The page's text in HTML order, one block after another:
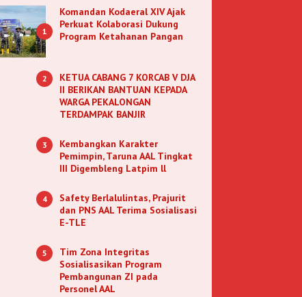
1
Komandan Kodaeral XIV Ajak
Perkuat Kolaborasi Dukung
Program Ketahanan Pangan
2
KETUA CABANG 7 KORCAB V DJA
II BERIKAN BANTUAN KEPADA
WARGA PEKALONGAN
TERDAMPAK BANJIR
3
Kembangkan Karakter
Pemimpin, Taruna AAL Tingkat
III Digembleng Latpim ll
4
Safety Berlalulintas, Prajurit
dan PNS AAL Terima Sosialisasi
E-TLE
5
Tim Zona Integritas
Sosialisasikan Program
Pembangunan ZI pada
Personel AAL